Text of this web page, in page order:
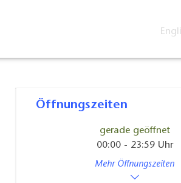
Öffnungszeiten
gerade geöffnet
00:00 - 23:59 Uhr
Mehr Öffnungszeiten